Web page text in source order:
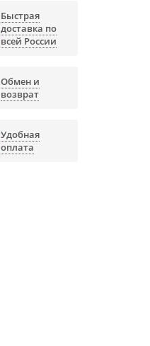
Быстрая
доставка по
всей России
Обмен и
возврат
Удобная
оплата